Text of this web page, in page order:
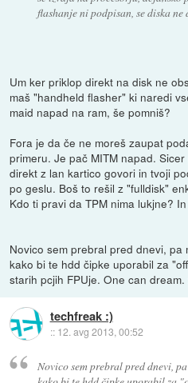
flashanje ni podpisan, se diska ne
Um ker priklop direkt na disk ne
maš "handheld flasher" ki naredi
maid napad na ram, še pomniš?
Fora je da če ne moreš zaupat
primeru. Je pač MITM napad.
direkt z lan kartico govori in tvoji
po geslu. Boš to rešil z "fulldisk"
Kdo ti pravi da TPM nima lukjne?
Novico sem prebral pred dnevi, pa
kako bi te hdd čipke uporabil za
starih pcjih FPUje. One can dream.
techfreak :)
:: 12. avg 2013, 00:52
Novico sem prebral pred dnevi,